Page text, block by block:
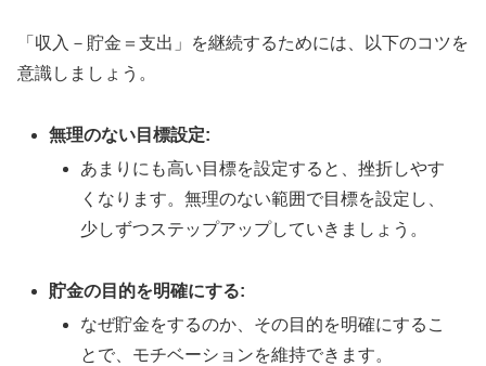
「収入－貯金＝支出」を継続するためには、以下のコツを
意識しましょう。
無理のない目標設定:
あまりにも高い目標を設定すると、挫折しやす
くなります。無理のない範囲で目標を設定し、
少しずつステップアップしていきましょう。
貯金の目的を明確にする:
なぜ貯金をするのか、その目的を明確にするこ
とで、モチベーションを維持できます。